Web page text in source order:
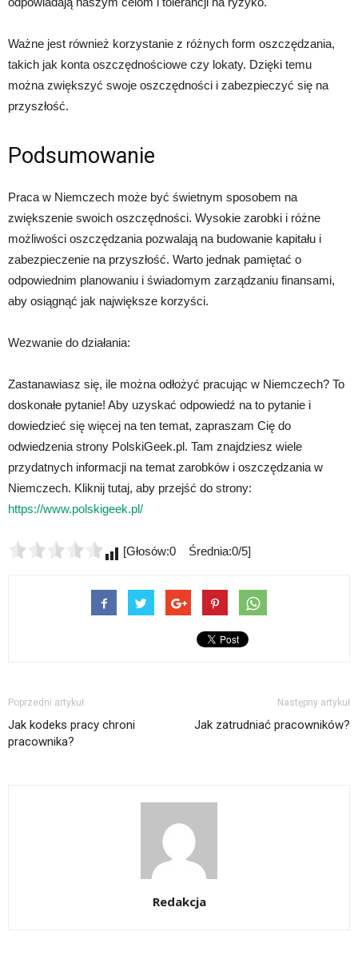
Ważne jest również korzystanie z różnych form oszczędzania,
takich jak konta oszczędnościowe czy lokaty. Dzięki temu
można zwiększyć swoje oszczędności i zabezpieczyć się na
przyszłość.
Podsumowanie
Praca w Niemczech może być świetnym sposobem na
zwiększenie swoich oszczędności. Wysokie zarobki i różne
możliwości oszczędzania pozwalają na budowanie kapitału i
zabezpieczenie na przyszłość. Warto jednak pamiętać o
odpowiednim planowaniu i świadomym zarządzaniu finansami,
aby osiągnąć jak największe korzyści.
Wezwanie do działania:
Zastanawiasz się, ile można odłożyć pracując w Niemczech? To
doskonałe pytanie! Aby uzyskać odpowiedź na to pytanie i
dowiedzieć się więcej na ten temat, zapraszam Cię do
odwiedzenia strony PolskiGeek.pl. Tam znajdziesz wiele
przydatnych informacji na temat zarobków i oszczędzania w
Niemczech. Kliknij tutaj, aby przejść do strony:
https://www.polskigeek.pl/
[Głosów:0 Średnia:0/5]
Poprzedni artykuł
Jak kodeks pracy chroni
pracownika?
Następny artykuł
Jak zatrudniać pracowników?
Redakcja